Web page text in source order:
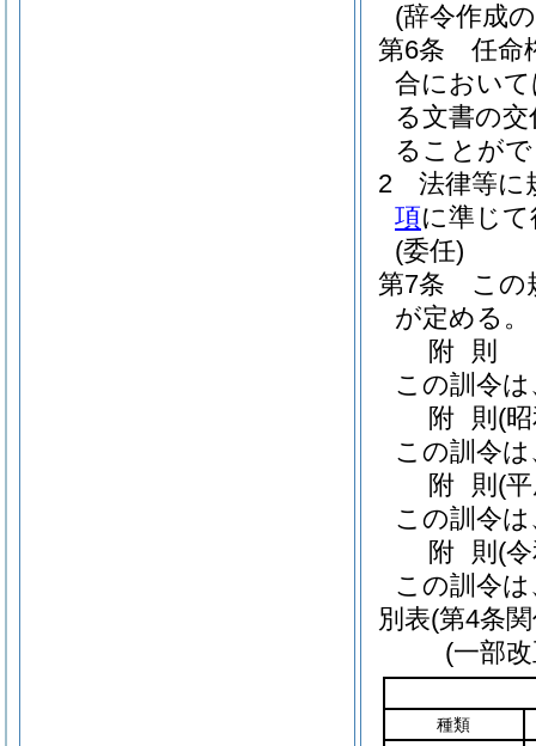
(辞令作成
第6条
任命
合におい
る文書の
ることが
2
法律等に
項に準じ
(委任)
第7条
この
が定める。
附 則
この訓令
附 則 (
この訓令
附 則 (
この訓令
附 則 (
この訓令
別表(第4条
(一部
種類